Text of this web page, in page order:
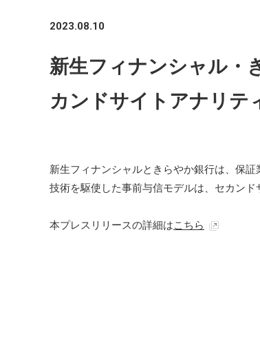
2023.08.10
新生フィナンシャル・
カンドサイトアナリテ
新生フィナンシャルときらやか銀行は、保
技術を駆使した事前与信モデルは、セカンド
本プレスリリースの詳細はこちら